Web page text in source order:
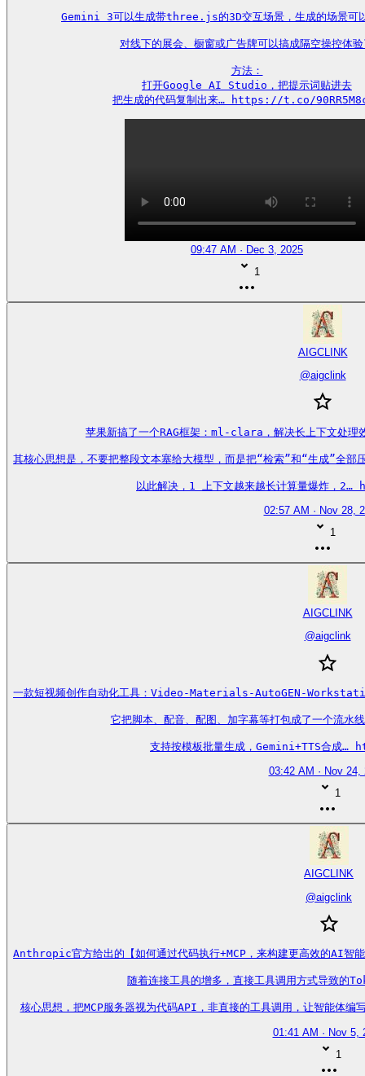
Gemini 3可以生成带three.js的3D交互场景，生成的场景可
对线下的展会、橱窗或广告牌可以搞成隔空操控体
方法：
打开Google AI Studio，把提示词贴进去
把生成的代码复制出来… https://t.co/
09:47 AM · Dec 3, 2025
1
AIGCLINK
@aigclink
苹果新搞了一个RAG框架：ml-clara，解决长上下文处理
其核心思想是，不要把整段文本塞给大模型，而是把“检索”和“生成”全部
以此解决，1 上下文越来越长计算量爆炸
02:57 AM · Nov 28,
1
AIGCLINK
@aigclink
一款短视频创作自动化工具：Video-Materials-AutoGEN-
它把脚本、配音、配图、加字幕等打包成了一个流水
支持按模板批量生成，Gemini+TTS合
03:42 AM · Nov 24,
1
AIGCLINK
@aigclink
Anthropic官方给出的【如何通过代码执行+MCP，来构建更高效的AI智
随着连接工具的增多，直接工具调用方式导致的
核心思想，把MCP服务器视为代码API，非直接的工具调用，让智能
01:41 AM · Nov 5,
1